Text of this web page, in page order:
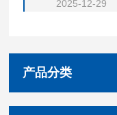
2025-12-29
产品分类